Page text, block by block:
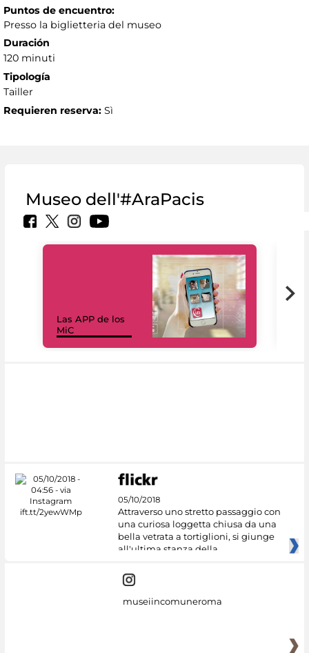
Puntos de encuentro:
Presso la biglietteria del museo
Duración
120 minuti
Tipología
Tailler
Requieren reserva: Sì
Museo dell'#AraPacis
Las APP de los
MiC
05/10/2018
Attraverso uno stretto passaggio con
una curiosa loggetta chiusa da una
bella vetrata a tortiglioni, si giunge
all'ultima stanza della
museiincomuneroma